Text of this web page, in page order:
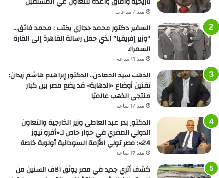
منذ 7 ساعات
السفير دكتور محمد حجازي يكتب : محمد فائق…
“وزير إفريقيا” الذي حمل رسالة القاهرة إلى القارة
السمراء
منذ 11 ساعة
الذهب سيد المعادن.. الدكتور إبراهيم هاشم زيدان:
تقنين أوضاع «الدهابة» قد يضع مصر بين كبار
منتجي الذهب عالميًا
منذ 17 ساعة
الدكتور بدر عبد العاطي وزير الخارجية والتعاون
الدولي المصري في حوار خاص لـ«أفرو نيوز
24»: مصر تولي الأزمة السودانية أولوية خاصة
منذ 17 ساعة
كشف أثري جديد في مصر يوثق آلاف السنين من